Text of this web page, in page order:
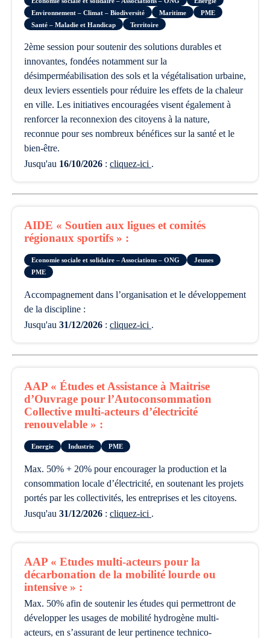
Environnement – Climat – Biodiversité
Maritime
PME
Santé – Maladie et Handicap
Territoire
2ème session pour soutenir des solutions durables et
innovantes, fondées notamment sur la
désimperméabilisation des sols et la végétalisation urbaine,
deux leviers essentiels pour réduire les effets de la chaleur
en ville. Les initiatives encouragées visent également à
renforcer la reconnexion des citoyens à la nature,
reconnue pour ses nombreux bénéfices sur la santé et le
bien-être.
Jusqu'au 16/10/2026 : cliquez-ici .
AIDE « Soutien aux ligues et comités
régionaux sportifs » :
Economie sociale et solidaire – Associations – ONG
Jeunes
PME
accompagnement dans l’organisation et le développement
de la discipline :
Jusqu'au 31/12/2026 : cliquez-ici .
AAP « Études et Assistance à Maitrise
d’Ouvrage pour l’Autoconsommation
Collective multi-acteurs d’électricité
renouvelable » :
Energie Industrie PME
max. 50% + 20% pour encourager la production et la
consommation locale d’électricité, en soutenant les projets
portés par les collectivités, les entreprises et les citoyens.
Jusqu'au 31/12/2026 : cliquez-ici .
AAP « Etudes multi-acteurs pour la
décarbonation de la mobilité lourde ou
intensive » :
Max. 50% afin de soutenir les études qui permettront de
développer les usages de mobilité hydrogène multi-
acteurs, en s’assurant de leur pertinence technico-